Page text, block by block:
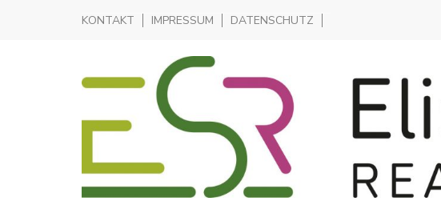
KONTAKT IMPRESSUM DATENSCHUTZ